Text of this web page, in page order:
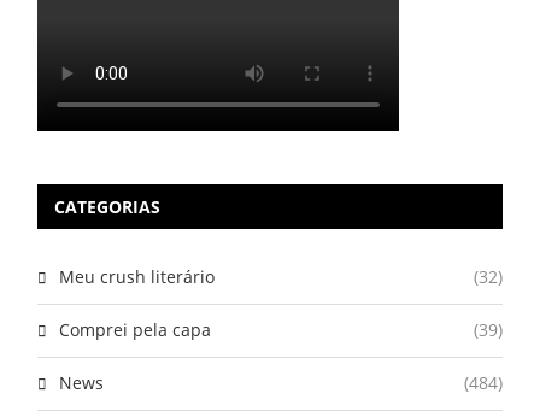
CATEGORIAS
Meu crush literário (32)
Comprei pela capa (39)
News (484)